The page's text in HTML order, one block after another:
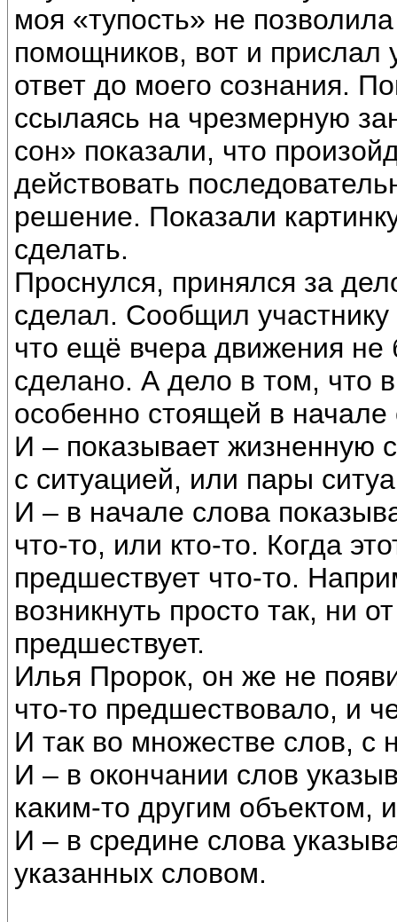
моя «тупость» не
помощников, вот и прислал
ответ до моего сознания.
ссылаясь на чрезмерную
сон» показали, что
действовать
решение. Показали
сделать.
Проснулся, принялся за
сделал. Сообщил участнику
что ещё вчера движения не
сделано. А дело в том, что
особенно стоящей в
И – показывает жизненную
с ситуацией, или пары
И – в начале слова
что-то, или кто-то. Когда
предшествует что-то.
возникнуть просто так, ни
предшествует.
Илья Пророк, он же не
что-то предшествовало, и
И так во множестве слов, с
И – в окончании слов
каким-то другим объектом,
И – в средине слова
указанных словом.